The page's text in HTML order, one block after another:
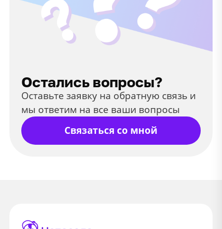
Остались вопросы?
Оставьте заявку на обратную связь и
мы ответим на все ваши вопросы
Связаться со мной